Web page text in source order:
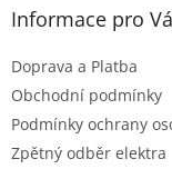
Informace pro
Doprava a Platba
Obchodní podmínky
Podmínky ochrany
Zpětný odběr elektra